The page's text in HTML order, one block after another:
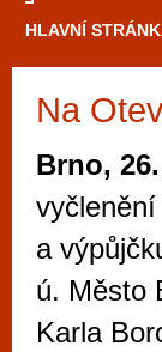
HLAVNÍ
Na
Brno,
a
ú. Město
Karla
Mimo jiné